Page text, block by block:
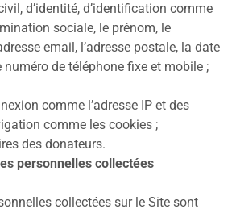
d’identité, d’identification comme
sociale, le prénom, le
email, l’adresse postale, la date
numéro de téléphone fixe et mobile ;
comme l’adresse IP et des
comme les cookies ;
des donateurs.
personnelles collectées
collectées sur le Site sont